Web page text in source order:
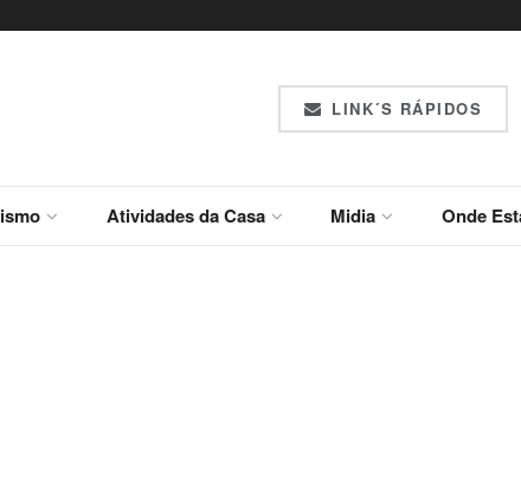
LINK´S RÁPIDOS
Atividades da Casa Midia Onde